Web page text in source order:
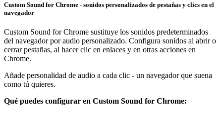
Custom Sound for Chrome - sonidos personalizados de pestañas y clics en el
navegador
Custom Sound for Chrome sustituye los sonidos predeterminados
del navegador por audio personalizado. Configura sonidos al abrir o
cerrar pestañas, al hacer clic en enlaces y en otras acciones en
Chrome.
Añade personalidad de audio a cada clic - un navegador que suena
como tú quieres.
Qué puedes configurar en Custom Sound for Chrome: